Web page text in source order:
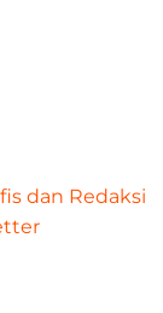
dan Redaksi